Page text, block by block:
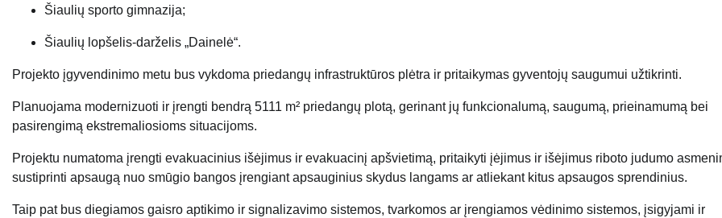
Šiaulių sporto gimnazija;
Šiaulių lopšelis-darželis „Dainelė“.
Projekto įgyvendinimo metu bus vykdoma priedangų infrastruktūros plėtra ir pritaikymas gyventojų saugumui užtikrinti.
Planuojama modernizuoti ir įrengti bendrą 5111 m² priedangų plotą, gerinant jų funkcionalumą, saugumą, prieinamumą bei
pasirengimą ekstremaliosioms situacijoms.
Projektu numatoma įrengti evakuacinius išėjimus ir evakuacinį apšvietimą, pritaikyti įėjimus ir išėjimus riboto judumo
sustiprinti apsaugą nuo smūgio bangos įrengiant apsauginius skydus langams ar atliekant kitus apsaugos sprendinius.
Taip pat bus diegiamos gaisro aptikimo ir signalizavimo sistemos, tvarkomos ar įrengiamos vėdinimo sistemos, įsigyjami ir